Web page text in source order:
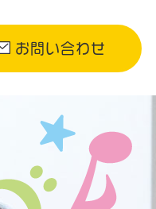
お問い合わせ